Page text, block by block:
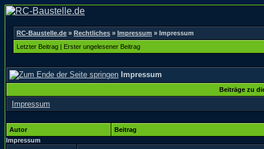
RC-Baustelle.de » Rechtliches » Impressum » Impressum
Letzter Beitrag | Erster ungelesener Beitrag
Impressum
Beiträge zu
Impressum
Autor
Beitrag
Impressum